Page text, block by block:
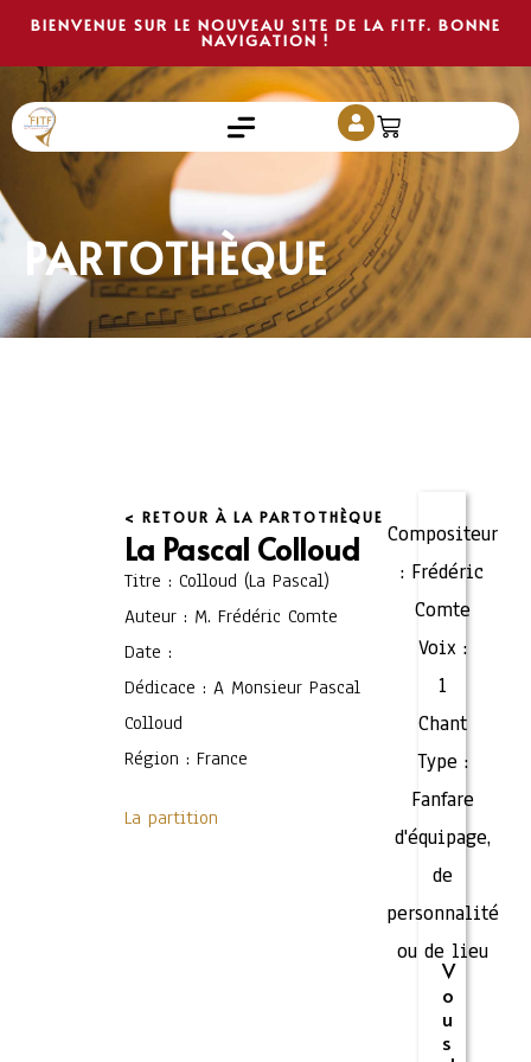
BIENVENUE SUR LE NOUVEAU SITE DE LA FITF. BONNE
NAVIGATION !
PARTOTHÈQUE
< RETOUR À LA PARTOTHÈQUE
La Pascal Colloud
Titre : Colloud (La Pascal)
Auteur : M. Frédéric Comte
Date :
Dédicace : A Monsieur Pascal
Colloud
Région : France
La partition
Compositeur
: Frédéric
Comte
Voix :
1
Chant
Type :
Fanfare
d'équipage,
de
personnalité
ou de lieu
V
o
u
s